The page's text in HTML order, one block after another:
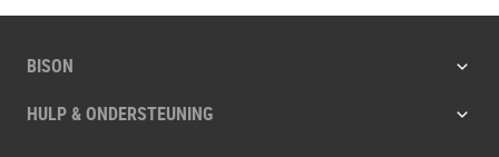
BISON
HULP & ONDERSTEUNING